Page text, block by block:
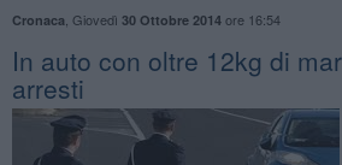
Cronaca Giovedì 30 Ottobre 2014ore 16:54
In auto con oltre 12kg di
arresti